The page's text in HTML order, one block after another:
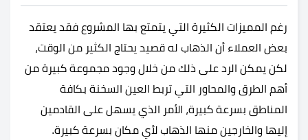
رغم المميزات الكثيرة التي يتمتع بها المشروع فقد يعتقد
بعض العملاء أن الذهاب له قصيد يحتاج الكثير من الوقت،
لكن يمكن الرد على ذلك من خلال وجود مجموعة كبيرة من
أهم الطرق والمحاور التي تربط العين السخنة بكافة
المناطق بسرعة كبيرة، الأمر الذي يسهل على القادمين
إليها والخارجين منها الذهاب لأي مكان بسرعة كبيرة.